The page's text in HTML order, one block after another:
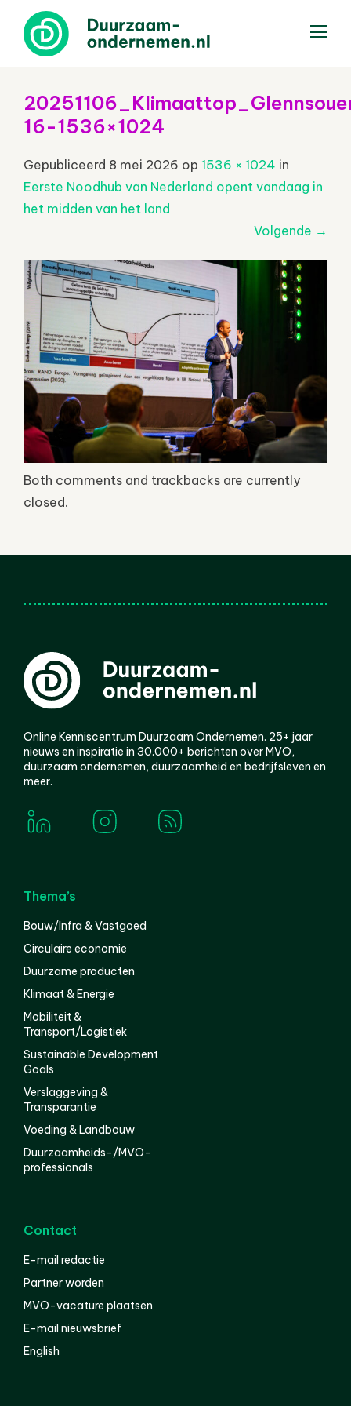
16-1536×1024
Gepubliceerd 8 mei 2026 op 1536 × 1024 in
Eerste Noodhub van Nederland opent vandaag in
het midden van het land
Volgende →
Both comments and trackbacks are currently
closed.
Online Kenniscentrum Duurzaam Ondernemen. 25+ jaar
nieuws en inspiratie in 30.000+ berichten over MVO,
duurzaam ondernemen, duurzaamheid en bedrijfsleven en
meer.
Thema’s
Bouw/Infra & Vastgoed
Circulaire economie
Duurzame producten
Klimaat & Energie
Mobiliteit &
Transport/Logistiek
Sustainable Development
Goals
Verslaggeving &
Transparantie
Voeding & Landbouw
Duurzaamheids-/MVO-
professionals
Contact
E-mail redactie
Partner worden
MVO-vacature plaatsen
E-mail nieuwsbrief
English